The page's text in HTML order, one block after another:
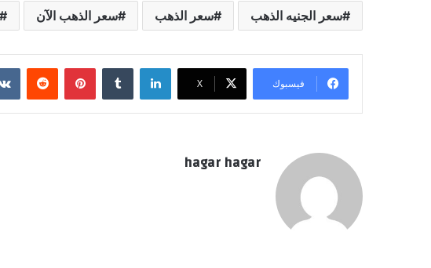
سعر الجنيه الذهب سعر الذهب سعر الذهب الآن
فيسبوك ‫X
لينكدإن بينتيريست
hagar hagar